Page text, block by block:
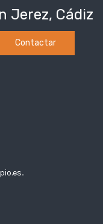
Jerez, Cádiz
Contactar
..